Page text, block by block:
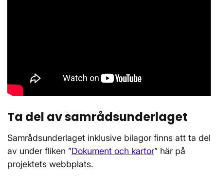
Ta del av samrådsunderlaget
Samrådsunderlaget inklusive bilagor finns att ta del
av under fliken ”Dokument och kartor” här på
projektets webbplats.